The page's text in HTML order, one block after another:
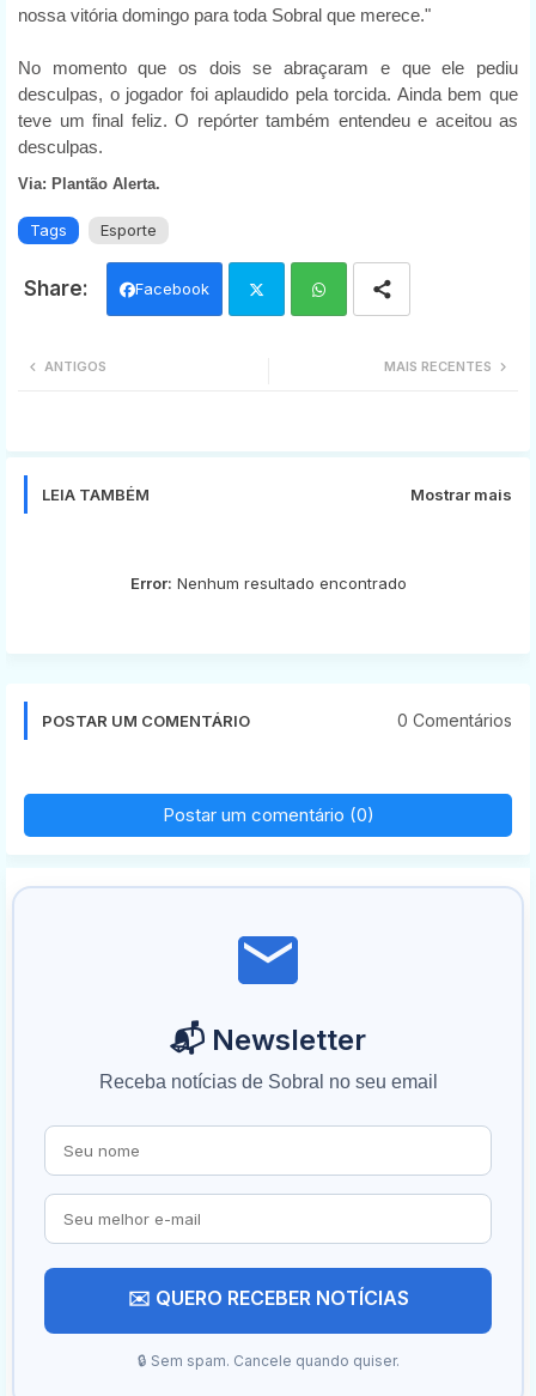
nossa vitória domingo para toda Sobral que merece."
No momento que os dois se abraçaram e que ele pediu
desculpas, o jogador foi aplaudido pela torcida. Ainda bem que
teve um final feliz. O repórter também entendeu e aceitou as
desculpas.
Via: Plantão Alerta.
Tags Esporte
Facebook
MAIS RECENTES
ANTIGOS
LEIA TAMBÉM Mostrar mais
Error: Nenhum resultado encontrado
POSTAR UM COMENTÁRIO 0 Comentários
Postar um comentário (0)
📬 Newsletter
Receba notícias de Sobral no seu email
✉️ QUERO RECEBER NOTÍCIAS
🔒 Sem spam. Cancele quando quiser.